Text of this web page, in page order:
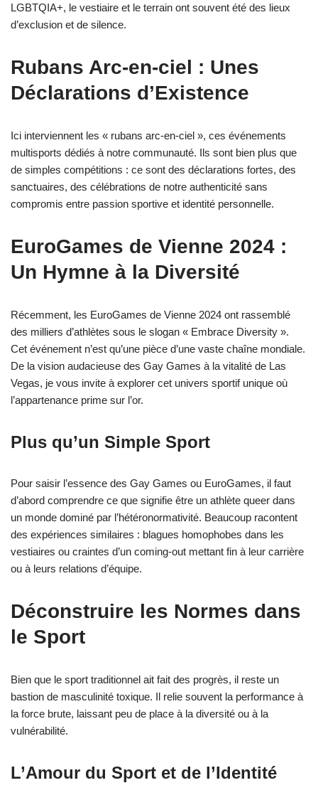
LGBTQIA+, le vestiaire et le terrain ont souvent été des lieux
d’exclusion et de silence.
Rubans Arc-en-ciel : Unes
Déclarations d’Existence
Ici interviennent les « rubans arc-en-ciel », ces événements
multisports dédiés à notre communauté. Ils sont bien plus que
de simples compétitions : ce sont des déclarations fortes, des
sanctuaires, des célébrations de notre authenticité sans
compromis entre passion sportive et identité personnelle.
EuroGames de Vienne 2024 :
Un Hymne à la Diversité
Récemment, les EuroGames de Vienne 2024 ont rassemblé
des milliers d’athlètes sous le slogan « Embrace Diversity ».
Cet événement n’est qu’une pièce d’une vaste chaîne mondiale.
De la vision audacieuse des Gay Games à la vitalité de Las
Vegas, je vous invite à explorer cet univers sportif unique où
l’appartenance prime sur l’or.
Plus qu’un Simple Sport
Pour saisir l’essence des Gay Games ou EuroGames, il faut
d’abord comprendre ce que signifie être un athlète queer dans
un monde dominé par l’hétéronormativité. Beaucoup racontent
des expériences similaires : blagues homophobes dans les
vestiaires ou craintes d’un coming-out mettant fin à leur carrière
ou à leurs relations d’équipe.
Déconstruire les Normes dans
le Sport
Bien que le sport traditionnel ait fait des progrès, il reste un
bastion de masculinité toxique. Il relie souvent la performance à
la force brute, laissant peu de place à la diversité ou à la
vulnérabilité.
L’Amour du Sport et de l’Identité